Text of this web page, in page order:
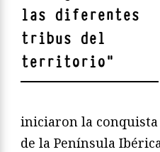
las diferentes
tribus del
territorio"
iniciaron la
de la Península